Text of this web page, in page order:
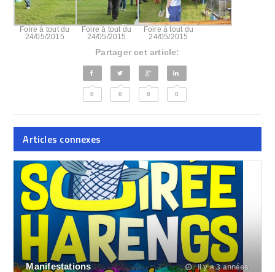
Foire à tout du
24/05/2015
Foire à tout du
24/05/2015
Foire à tout du
24/05/2015
Partager cet article:
0 0 0 0
Articles connexes
Manifestations il y a 3 années